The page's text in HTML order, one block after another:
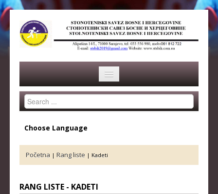
ISTORIJA
ORGANI SAVEZA
Search
...
Choose Language
Početna | Rang liste | Kadeti
RANG LISTE - KADETI